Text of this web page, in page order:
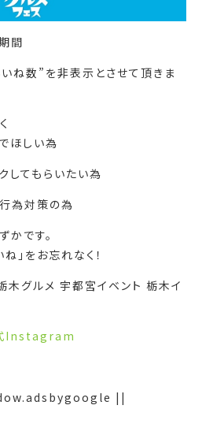
間
ね数”を非表示とさせて頂きま
ほしい為
てもらいたい為
為対策の為
かです。
」をお忘れなく！
木グルメ 宇都宮イベント 栃木イ
Instagram
||